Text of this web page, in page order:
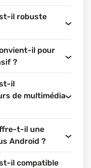
il robuste
il pour
?
il
de multimédia
t-il une
Android ?
il compatible